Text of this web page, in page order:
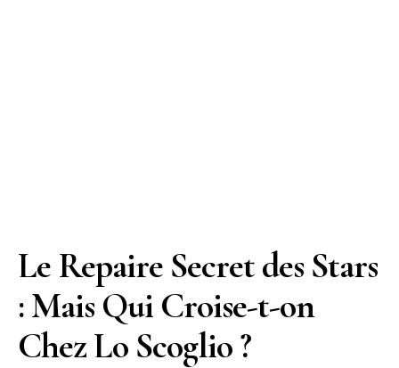
Le Repaire Secret des Stars
: Mais Qui Croise-t-on
Chez Lo Scoglio ?